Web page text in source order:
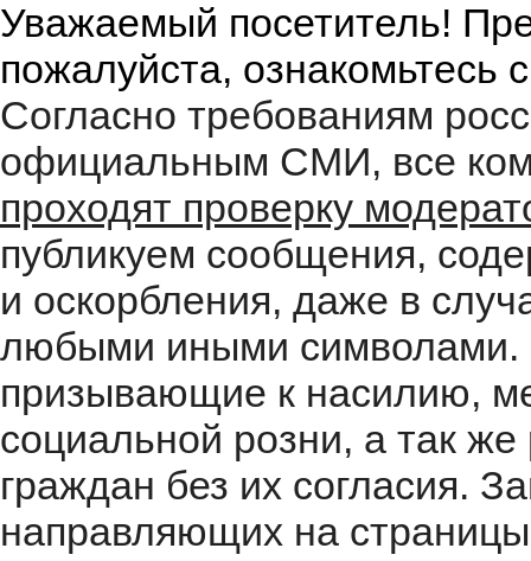
Уважаемый посетитель!
пожалуйста, ознакомьтесь
Согласно требованиям
официальным СМИ, все
проходят проверку
публикуем сообщения,
и оскорбления, даже в
любыми иными символами.
призывающие к насилию,
социальной розни, а так
граждан без их согласия.
направляющих на